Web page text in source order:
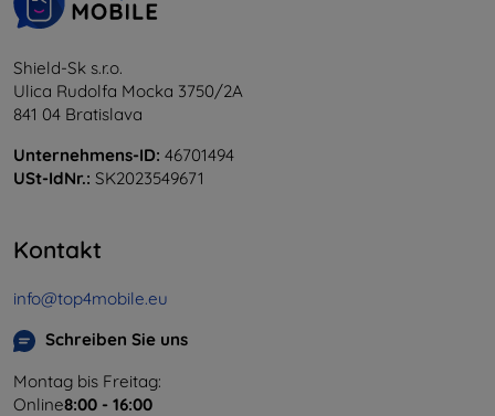
Shield-Sk s.r.o.
Ulica Rudolfa Mocka 3750/2A
841 04 Bratislava
Unternehmens-ID: 46701494
USt-IdNr.: SK2023549671
Kontakt
info@top4mobile.eu
Schreiben Sie uns
Montag bis Freitag:
Online8:00 - 16:00